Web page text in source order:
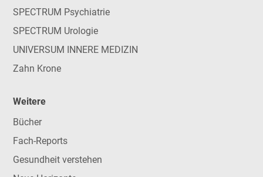
SPECTRUM Psychiatrie
SPECTRUM Urologie
UNIVERSUM INNERE MEDIZIN
Zahn Krone
Weitere
Bücher
Fach-Reports
Gesundheit verstehen